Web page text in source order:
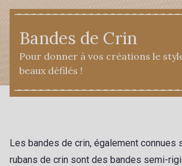
Bandes de Crin
Pour donner à vos créations le
beaux défilés !
Les bandes de crin, également connues
rubans de crin sont des bandes semi-